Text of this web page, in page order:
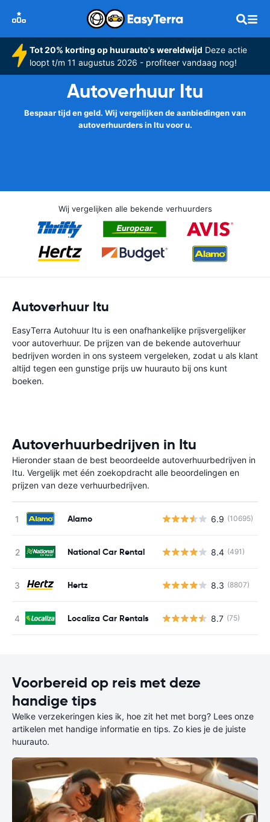
Tot 20% korting op huurauto's wereldwijd Deze actie
loopt t/m 11 augustus 2026 - profiteer vandaag nog!
Autoverhuur Itu
Bespaar tijd en geld. Wij vergelijken de aanbiedingen van
autoverhuurders in Itu voor u.
Wij vergelijken alle bekende verhuurders
Autoverhuur Itu
EasyTerra Autohuur Itu is een onafhankelijke prijsvergelijker
voor autoverhuur. De prijzen van de bekende autoverhuur
bedrijven worden in ons systeem vergeleken, zodat u als klant
altijd tegen een gunstige prijs uw huurauto bij ons kunt
boeken.
Autoverhuurbedrijven in Itu
Hieronder staan de best beoordeelde autoverhuurbedrijven in
Itu. Vergelijk met één zoekopdracht alle beoordelingen en
prijzen van deze verhuurbedrijven.
Alamo 6.9 (10695)
National Car Rental 8.4 (491)
Hertz 8.3 (8807)
Localiza Car Rentals 8.7 (75)
Voorbereid op reis met deze
handige tips
Welke verzekeringen kies ik, hoe zit het met borg? Lees onze
artikelen met handige informatie en tips. Zo kies je de juiste
huurauto.